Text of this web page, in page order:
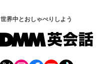
世界中とおしゃべりしよう